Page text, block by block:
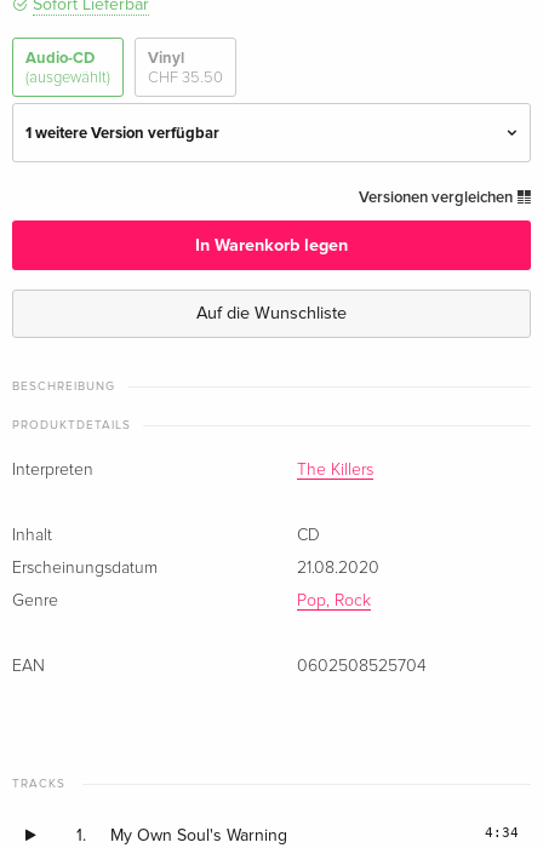
Sofort Lieferbar
Audio-CD
(ausgewählt)
Vinyl
CHF 35.50
1 weitere Version verfügbar
CHF 9.90
Japan Edition
· Japan Edition
vergriffen
Versionen vergleichen
In Warenkorb legen
Auf die Wunschliste
BESCHREIBUNG
PRODUKTDETAILS
Interpreten The Killers
Inhalt
CD
Erscheinungsdatum
21.08.2020
Genre
Pop, Rock
EAN 0602508525704
TRACKS
1. My Own Soul's Warning 4:34